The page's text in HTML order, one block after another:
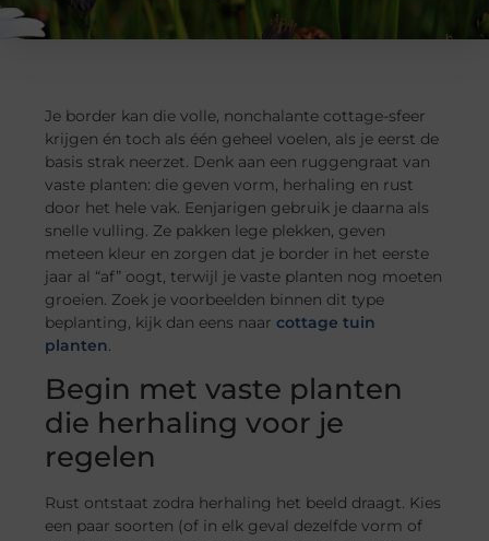
Je border kan die volle, nonchalante cottage-sfeer
krijgen én toch als één geheel voelen, als je eerst de
basis strak neerzet. Denk aan een ruggengraat van
vaste planten: die geven vorm, herhaling en rust
door het hele vak. Eenjarigen gebruik je daarna als
snelle vulling. Ze pakken lege plekken, geven
meteen kleur en zorgen dat je border in het eerste
jaar al “af” oogt, terwijl je vaste planten nog moeten
groeien. Zoek je voorbeelden binnen dit type
beplanting, kijk dan eens naarcottage tuin
planten.
Begin met vaste planten
die herhaling voor je
regelen
Rust ontstaat zodra herhaling het beeld draagt. Kies
een paar soorten (of in elk geval dezelfde vorm of